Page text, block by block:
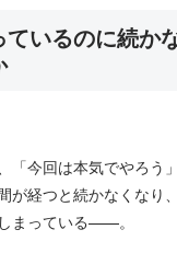
いるのに続か
「今回は本気でやろう
が経つと続かなくなり、
まっている——。